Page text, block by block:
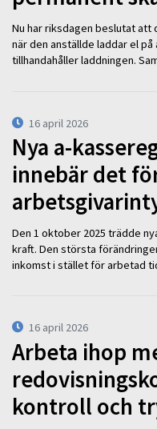
Nu har riksdagen beslutat
när den anställde laddar el
tillhandahåller laddningen.
16 april 2026
Nya a-
innebär det
Den 1 oktober 2025 trädde
kraft. Den största
inkomst i stället för arbetad
16 april 2026
Arbeta ihop
kontroll och